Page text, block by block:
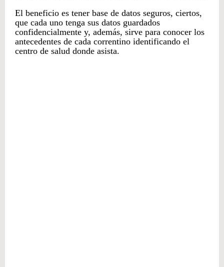
El beneficio es tener base de datos seguros, ciertos,
que cada uno tenga sus datos guardados
confidencialmente y, además, sirve para conocer los
antecedentes de cada correntino identificando el
centro de salud donde asista.